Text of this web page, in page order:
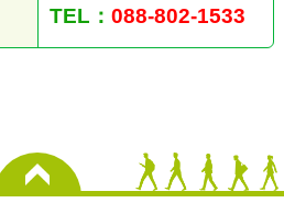
TEL： 088-802-1533